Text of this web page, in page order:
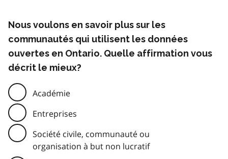
Nous voulons en savoir plus sur les
communautés qui utilisent les données
ouvertes en Ontario. Quelle affirmation vous
décrit le mieux?
Académie
Entreprises
Société civile, communauté ou
organisation à but non lucratif